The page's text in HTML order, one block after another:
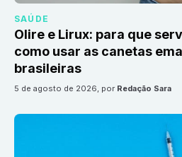
SAÚDE
Olire e Lirux: para que
como usar as canetas
brasileiras
5 de agosto de 2026, por Redação Sara